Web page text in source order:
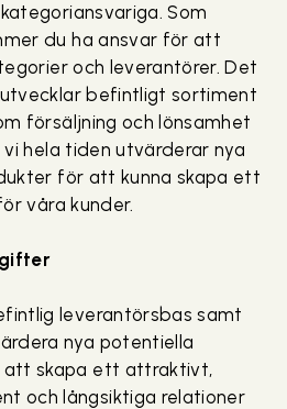
Som
du ha ansvar för att
och leverantörer. Det
befintligt sortiment
försäljning och lönsamhet
hela tiden utvärderar nya
för att kunna skapa ett
våra kunder.
leverantörsbas samt
nya potentiella
att skapa ett attraktivt,
och långsiktiga relationer